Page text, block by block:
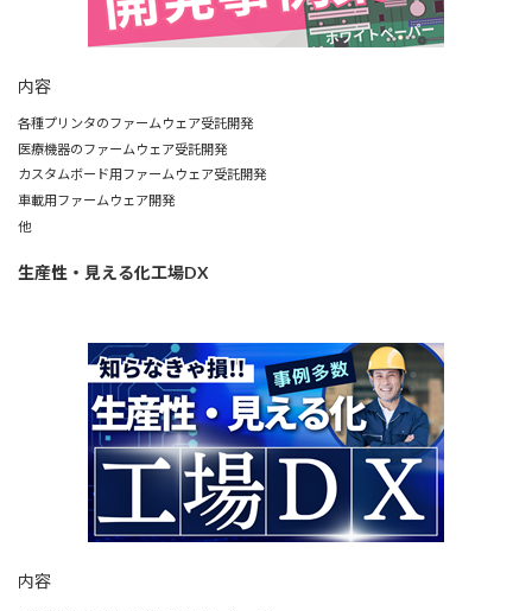
内容
各種プリンタのファームウェア受託開発
医療機器のファームウェア受託開発
カスタムボード用ファームウェア受託開発
車載用ファームウェア開発
他
生産性・見える化工場DX
内容